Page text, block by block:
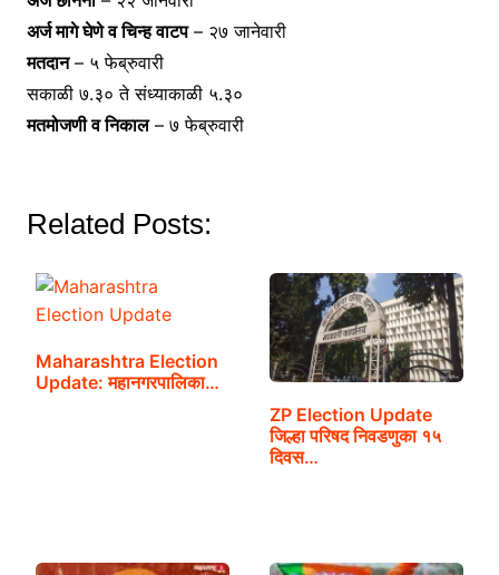
अर्ज मागे घेणे व चिन्ह वाटप– २७ जानेवारी
मतदान– ५ फेब्रुवारी
सकाळी ७.३० ते संध्याकाळी ५.३०
मतमोजणी व निकाल– ७ फेब्रुवारी
Related Posts:
Maharashtra Election
Update: महानगरपालिका…
ZP Election Update
जिल्हा परिषद निवडणुका १५
दिवस…